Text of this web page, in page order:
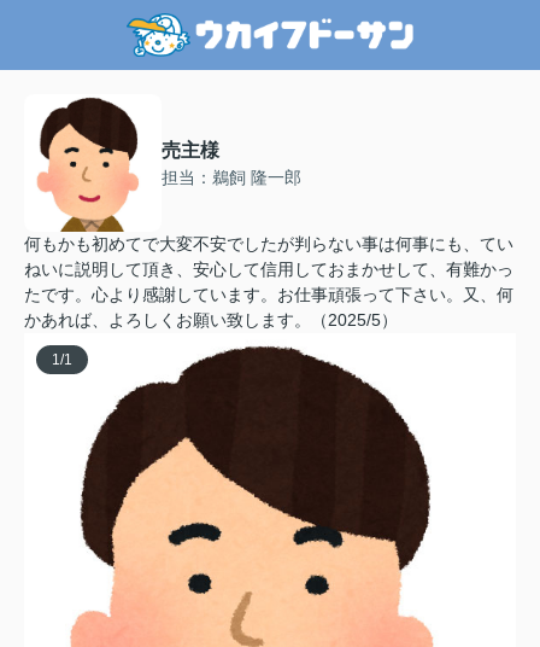
売主様
担当：鵜飼 隆一郎
何もかも初めてで大変不安でしたが判らない事は何事にも、てい
ねいに説明して頂き、安心して信用しておまかせして、有難かっ
たです。心より感謝しています。お仕事頑張って下さい。又、何
かあれば、よろしくお願い致します。（2025/5）
1/1